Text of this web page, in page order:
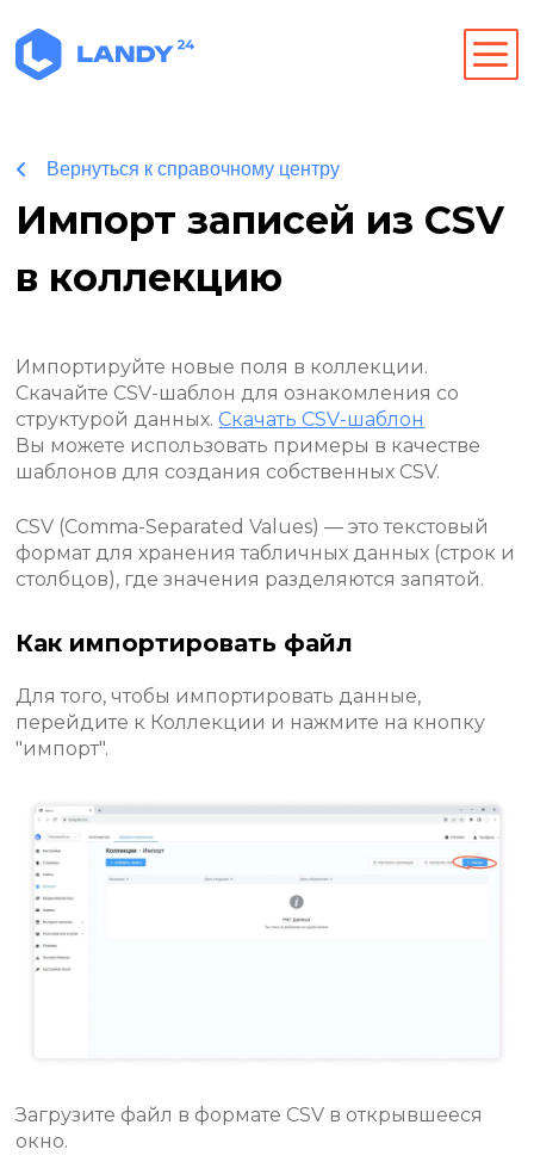
Вернуться к справочному центру
Импорт записей из CSV
в коллекцию
Импортируйте новые поля в коллекции.
Скачайте CSV-шаблон для ознакомления со
структурой данных.Скачать CSV-шаблон
Вы можете использовать примеры в качестве
шаблонов для создания собственных CSV.
CSV (Comma-Separated Values) — это текстовый
формат для хранения табличных данных (строк и
столбцов), где значения разделяются запятой.
Как импортировать файл
Для того, чтобы импортировать данные,
перейдите к Коллекции и нажмите на кнопку
"импорт".
Загрузите файл в формате CSV в открывшееся
окно.